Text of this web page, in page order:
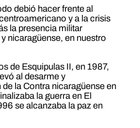
debió hacer frente al
y a la crisis
la presencia militar
nicaragüense, en nuestro
de Esquipulas II, en 1987,
al desarme y
la Contra nicaragüense en
la guerra en El
se alcanzaba la paz en